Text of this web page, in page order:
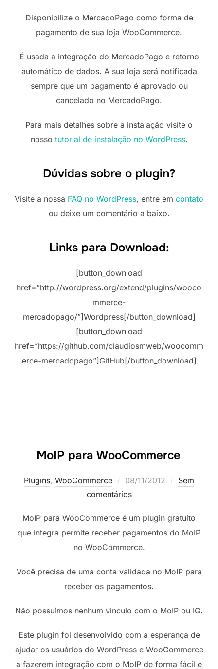
Disponibilize o MercadoPago como forma de
pagamento de sua loja WooCommerce.
É usada a integração do MercadoPago e retorno
automático de dados. A sua loja será notificada
sempre que um pagamento é aprovado ou
cancelado no MercadoPago.
Para mais detalhes sobre a instalação visite o
nosso tutorial de instalação no WordPress.
Dúvidas sobre o plugin?
Visite a nossa FAQ no WordPress, entre em contato
ou deixe um comentário a baixo.
Links para Download:
[button_download
href=”http://wordpress.org/extend/plugins/wooco
mmerce-
mercadopago/”]Wordpress[/button_download]
[button_download
href=”https://github.com/claudiosmweb/woocomm
erce-mercadopago”]GitHub[/button_download]
MoIP para WooCommerce
Plugins, WooCommerce
Postado
em
08/11/2012
Sem
comentários
MoIP para WooCommerce é um plugin gratuito
que integra permite receber pagamentos do MoIP
no WooCommerce.
Você precisa de uma conta validada no MoIP para
receber os pagamentos.
Não possuímos nenhum vinculo com o MoIP ou IG.
Este plugin foi desenvolvido com a esperança de
ajudar os usuários do WordPress e WooCommerce
a fazerem integração com o MoIP de forma fácil e